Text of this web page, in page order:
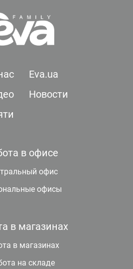
Eva.ua
Новости
в офисе
офис
офисы
в магазинах
в магазинах
на складе